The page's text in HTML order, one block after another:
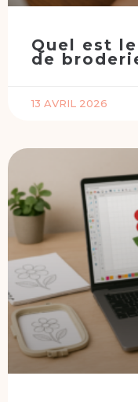
Quel est
de
13 AVRIL 2026